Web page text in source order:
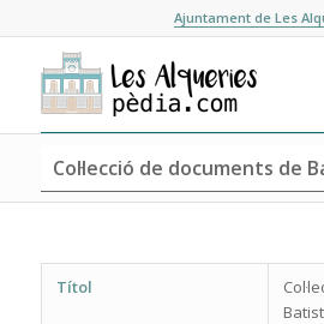
Ajuntament de Les
Col·lecció de documents de
Títol